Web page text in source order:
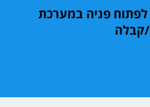
פניה במערכת
קבלה